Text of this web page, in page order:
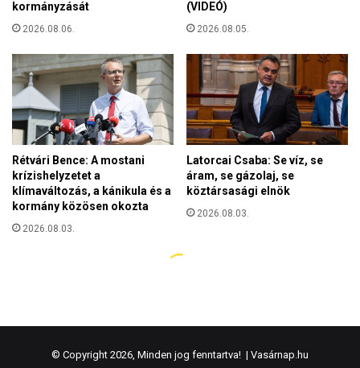
© Copyright 2026, Minden jog fenntartva! | Vasárnap.hu